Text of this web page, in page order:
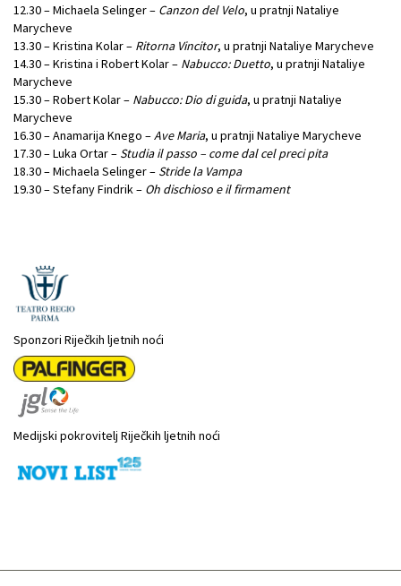
12.30 – Michaela Selinger – Canzon del Velo, u pratnji Nataliye
Marycheve
13.30 – Kristina Kolar – Ritorna Vincitor, u pratnji Nataliye Marycheve
14.30 – Kristina i Robert Kolar – Nabucco: Duetto, u pratnji Nataliye
Marycheve
15.30 – Robert Kolar – Nabucco: Dio di guida, u pratnji Nataliye
Marycheve
16.30 – Anamarija Knego –Ave Maria, u pratnji Nataliye Marycheve
17.30 – Luka Ortar – Studia il passo – come dal cel preci pita
18.30 – Michaela Selinger – Stride la Vampa
19.30 – Stefany Findrik – Oh dischioso e il firmament
Sponzori Riječkih ljetnih noći
Medijski pokrovitelj Riječkih ljetnih noći